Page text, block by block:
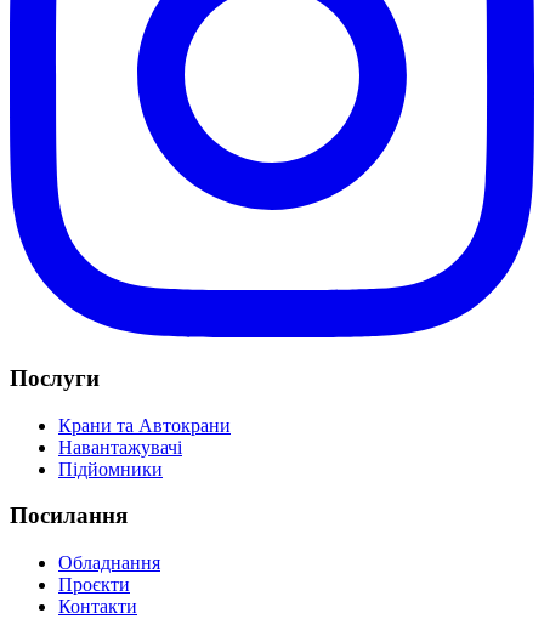
Послуги
Крани та Автокрани
Навантажувачі
Підйомники
Посилання
Обладнання
Проєкти
Контакти